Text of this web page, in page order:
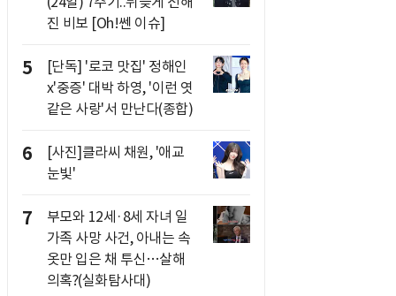
진 비보 [Oh!쎈 이슈]
5
[단독] '로코 맛집' 정해인
x'중증' 대박 하영, '이런 엿
같은 사랑'서 만난다(종합)
6
[사진]클라씨 채원, '애교
눈빛'
7
부모와 12세·8세 자녀 일
가족 사망 사건, 아내는 속
옷만 입은 채 투신…살해
의혹?(실화탐사대)